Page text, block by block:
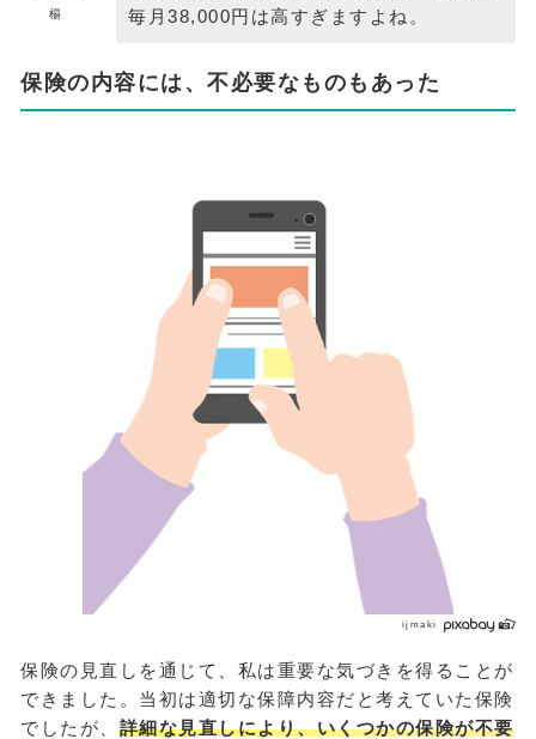
楊
毎月38,000円は高すぎますよね。
保険の内容には、不必要なものもあった
ijmaki
保険の見直しを通じて、私は重要な気づきを得ることが
できました。当初は適切な保障内容だと考えていた保険
でしたが、 詳細な見直しにより、いくつかの保険が不要